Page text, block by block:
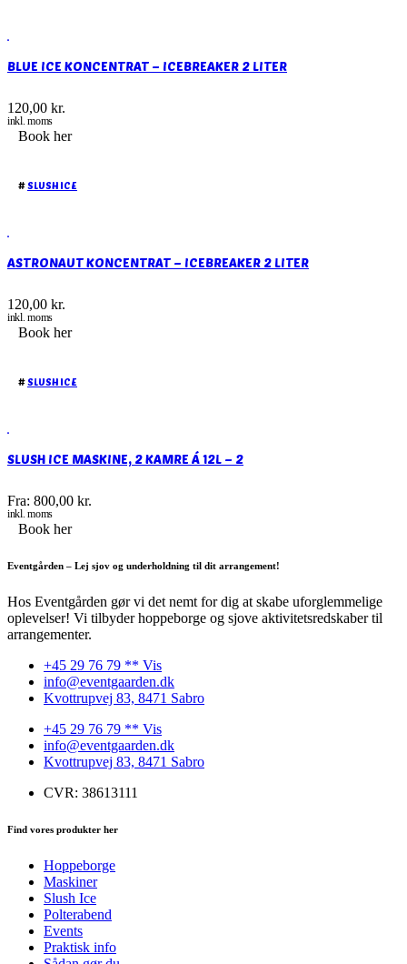
BLUE ICE KONCENTRAT – ICEBREAKER 2 LITER
120,00 kr.
inkl. moms
Book her
#SLUSH ICE
ASTRONAUT KONCENTRAT – ICEBREAKER 2 LITER
120,00 kr.
inkl. moms
Book her
#SLUSH ICE
SLUSH ICE MASKINE, 2 KAMRE Á 12L – 2
Fra: 800,00 kr.
inkl. moms
Book her
Eventgården – Lej sjov og underholdning til dit arrangement!
Hos Eventgården gør vi det nemt for dig at skabe uforglemmelige
oplevelser! Vi tilbyder hoppeborge og sjove aktivitetsredskaber til
arrangementer.
+45 29 76 79 ** Vis
info@eventgaarden.dk
Kvottrupvej 83, 8471 Sabro
+45 29 76 79 ** Vis
info@eventgaarden.dk
Kvottrupvej 83, 8471 Sabro
CVR: 38613111
Find vores produkter her
Hoppeborge
Maskiner
Slush Ice
Polterabend
Events
Praktisk info